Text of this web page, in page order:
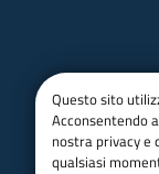
Questo sito
Acconsentendo
nostra privacy e
qualsiasi